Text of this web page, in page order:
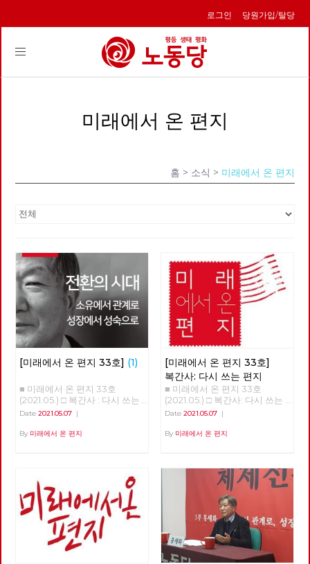
로그인 당원가입/탈당
Toggle
미래에서 온 편지
홈 > 소식 > 미래에서 온 편지
[미래에서 온 편지 33호] (1)
■ 미래에서 온 편지 33호
(2021.05.) □ 복간사 : 다시 쓰는
편지 □ 축사 □ 특집 : 소유에서
세 : 5월의 정세 □ 사람 : 러빙 속
■ 편집위원: 김석정, 나도원, 안
보영, 이용규, 적야, 현린
Date 2021.05.07 |
By 미래에서 온 편지
[미래에서 온 편지 33호]
복간사: 다시 쓰는 편지
■ 미래에서 온 편지 33호
(2021.05.) □ 복간사: 다시 쓰는
편지 노동당 기관지 [미래에서
6월 32호 이후 5년 만의 복간입
사회주의를 향한 노동당의 사유
를 다시 모아 내고 실천을 이어
간다는 것입니다. 끊어졌던 편지
를 다시 쓴다는 것은 끊어졌던
선을 다시 잇는다는 것입니다.
흩어져 있던 점들을 이어 다시
광장을 연다는 것입니다. 모두
가 쓸모 없다며 사회주의라는 과
거를 폐기하지만, 불가능하다며
Date 2021.05.07|
By 미래에서 온 편지